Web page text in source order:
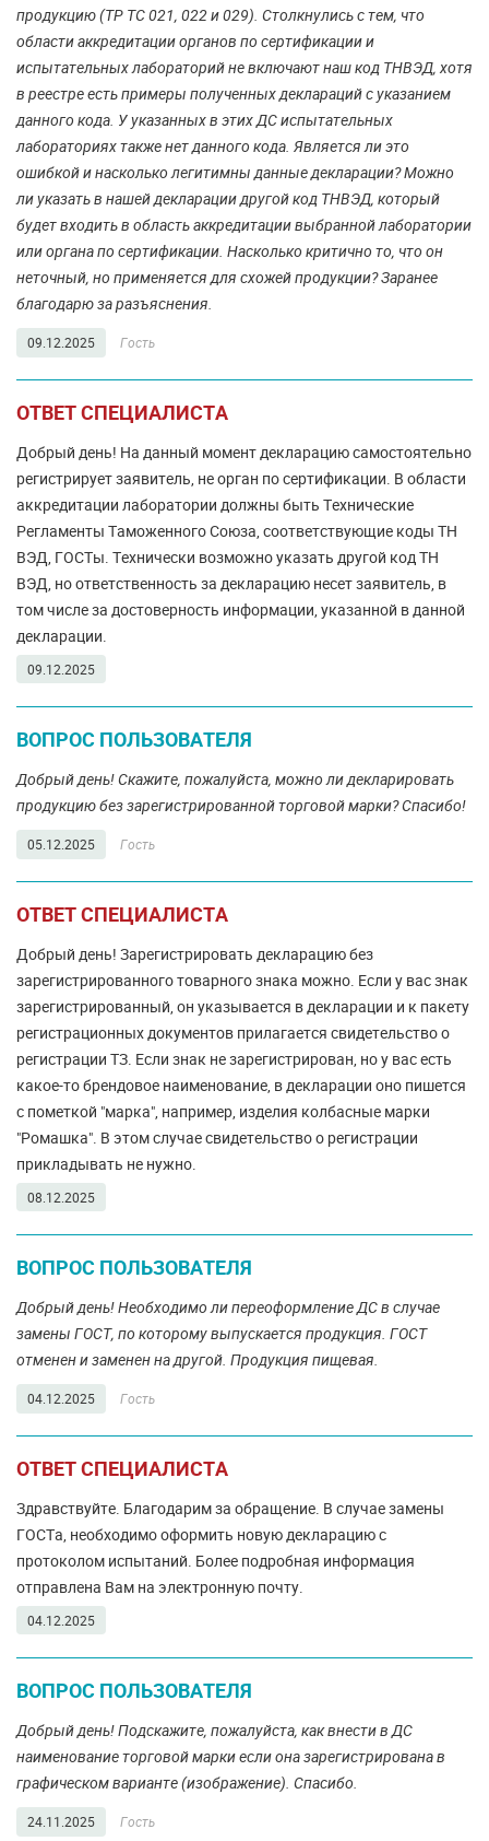
продукцию (ТР ТС 021, 022 и 029). Столкнулись с тем, что
области аккредитации органов по сертификации и
испытательных лабораторий не включают наш код ТНВЭД, хотя
в реестре есть примеры полученных деклараций с указанием
данного кода. У указанных в этих ДС испытательных
лабораториях также нет данного кода. Является ли это
ошибкой и насколько легитимны данные декларации? Можно
ли указать в нашей декларации другой код ТНВЭД, который
будет входить в область аккредитации выбранной лаборатории
или органа по сертификации. Насколько критично то, что он
неточный, но применяется для схожей продукции? Заранее
благодарю за разъяснения.
09.12.2025 Гость
ОТВЕТ СПЕЦИАЛИСТА
Добрый день! На данный момент декларацию самостоятельно
регистрирует заявитель, не орган по сертификации. В области
аккредитации лаборатории должны быть Технические
Регламенты Таможенного Союза, соответствующие коды ТН
ВЭД, ГОСТы. Технически возможно указать другой код ТН
ВЭД, но ответственность за декларацию несет заявитель, в
том числе за достоверность информации, указанной в данной
декларации.
09.12.2025
ВОПРОС ПОЛЬЗОВАТЕЛЯ
Добрый день! Скажите, пожалуйста, можно ли декларировать
продукцию без зарегистрированной торговой марки? Спасибо!
05.12.2025 Гость
ОТВЕТ СПЕЦИАЛИСТА
Добрый день! Зарегистрировать декларацию без
зарегистрированного товарного знака можно. Если у вас знак
зарегистрированный, он указывается в декларации и к пакету
регистрационных документов прилагается свидетельство о
регистрации ТЗ. Если знак не зарегистрирован, но у вас есть
какое-то брендовое наименование, в декларации оно пишется
с пометкой "марка", например, изделия колбасные марки
"Ромашка". В этом случае свидетельство о регистрации
прикладывать не нужно.
08.12.2025
ВОПРОС ПОЛЬЗОВАТЕЛЯ
Добрый день! Необходимо ли переоформление ДС в случае
замены ГОСТ, по которому выпускается продукция. ГОСТ
отменен и заменен на другой. Продукция пищевая.
04.12.2025 Гость
ОТВЕТ СПЕЦИАЛИСТА
Здравствуйте. Благодарим за обращение. В случае замены
ГОСТа, необходимо оформить новую декларацию с
протоколом испытаний. Более подробная информация
отправлена Вам на электронную почту.
04.12.2025
ВОПРОС ПОЛЬЗОВАТЕЛЯ
Добрый день! Подскажите, пожалуйста, как внести в ДС
наименование торговой марки если она зарегистрирована в
графическом варианте (изображение). Спасибо.
24.11.2025 Гость